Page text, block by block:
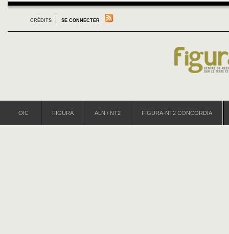
CRÉDITS SE CONNECTER
OIC FIGURA ALN / NT2 FIGURA-NT2 CONCORDIA